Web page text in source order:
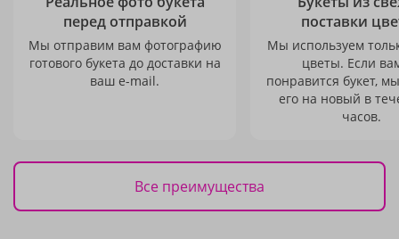
перед отправкой
Мы отправим вам фотографию
готового букета до доставки на
ваш e-mail.
поставки
Мы используем
цветы. Если
понравится букет,
его на новый в
часов.
Все преимущества